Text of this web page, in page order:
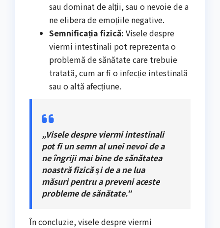
sau dominat de alții, sau o nevoie de a
ne elibera de emoțiile negative.
Semnificația fizică: Visele despre
viermi intestinali pot reprezenta o
problemă de sănătate care trebuie
tratată, cum ar fi o infecție intestinală
sau o altă afecțiune.
„Visele despre viermi intestinali
pot fi un semn al unei nevoi de a
ne îngriji mai bine de sănătatea
noastră fizică și de a ne lua
măsuri pentru a preveni aceste
probleme de sănătate.”
În concluzie, visele despre viermi